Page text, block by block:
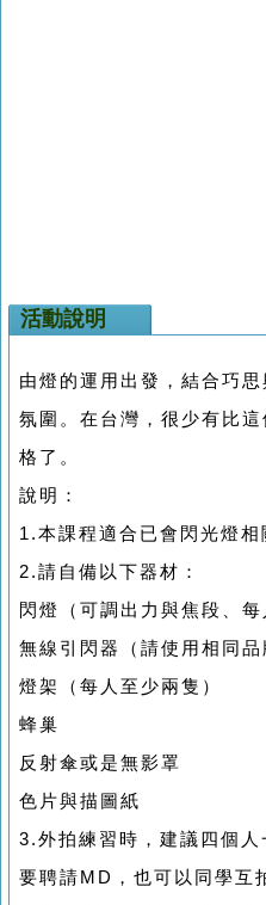
活動說明
由燈的運用出發，結合巧
氛圍。在台灣，很少有比
格了。
說明：
1.本課程適合已會閃光燈相
2.請自備以下器材：
閃燈（可調出力與焦段、每
無線引閃器（請使用相同品
燈架（每人至少兩隻）
蜂巢
反射傘或是無影罩
色片與描圖紙
3.外拍練習時，建議四個
要聘請MD，也可以同學互